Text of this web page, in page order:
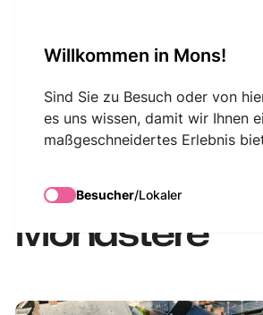
Willkommen in Mons!
Sind Sie zu Besuch oder von
es uns wissen, damit wir Ihnen
maßgeschneidertes Erlebnis
Besucher/Lokaler
Visite guidée :
L'Envers du
Monastère